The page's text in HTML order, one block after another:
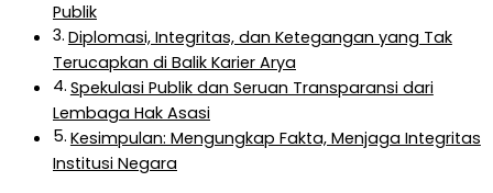
Publik
Diplomasi, Integritas, dan Ketegangan yang Tak
Terucapkan di Balik Karier Arya
Spekulasi Publik dan Seruan Transparansi dari
Lembaga Hak Asasi
Kesimpulan: Mengungkap Fakta, Menjaga Integritas
Institusi Negara